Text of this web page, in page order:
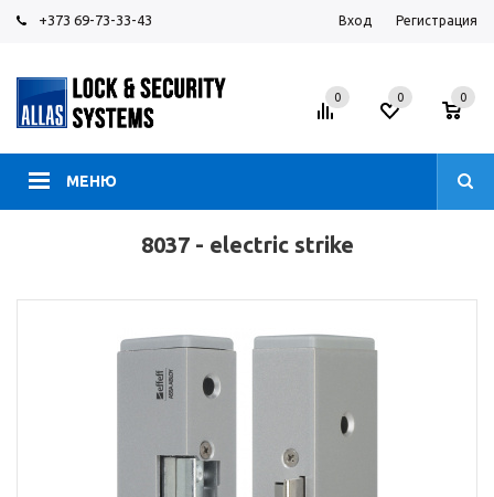
+373 69-73-33-43 Вход Регистрация
МЕНЮ
0 0 0
8037 - electric strike